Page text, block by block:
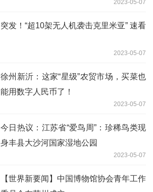
2023-05-07
突发！“超10架无人机袭击克里米亚” 速看
2023-05-07
徐州新沂：这家“星级”农贸市场，买菜也
能用数字人民币了！
2023-05-07
今日热议：江苏省“爱鸟周”：珍稀鸟类现
身丰县大沙河国家湿地公园
2023-05-07
【世界新要闻】中国博物馆协会青年工作